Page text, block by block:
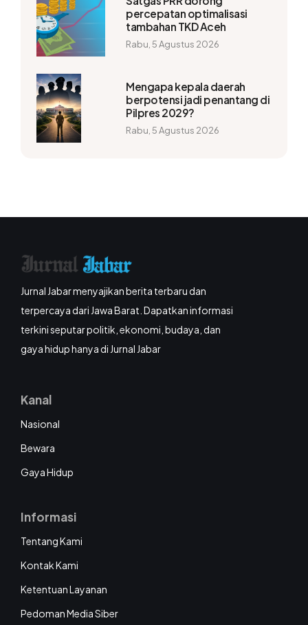
percepatan optimalisasi
tambahan TKD Aceh
Rabu, 5 Agustus 2026
Mengapa kepala daerah
berpotensi jadi penantang di
Pilpres 2029?
Rabu, 5 Agustus 2026
Jurnal Jabar menyajikan berita terbaru dan
terpercaya dari Jawa Barat. Dapatkan informasi
terkini seputar politik, ekonomi, budaya, dan
gaya hidup hanya di Jurnal Jabar
Kanal
Nasional
Bewara
Gaya Hidup
Informasi
Tentang Kami
Kontak Kami
Ketentuan Layanan
Pedoman Media Siber